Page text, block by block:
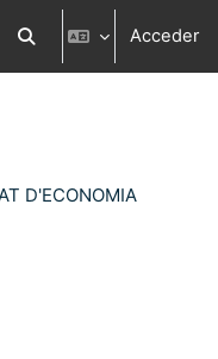
Selector de búsqueda
Acceder
D'ECONOMIA